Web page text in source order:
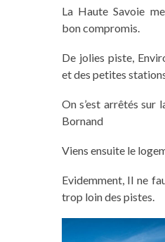
La Haute Savoie
bon compromis.
De jolies piste,
et des petites
On s’est arrêtés sur
Bornand
Viens ensuite le
Evidemment, Il ne
trop loin des pistes.